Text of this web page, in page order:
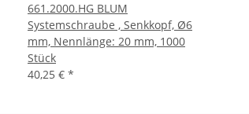
661.2000.HG BLUM
Systemschraube , Senkkopf, Ø6
mm, Nennlänge: 20 mm, 1000
Stück
40,25 € *